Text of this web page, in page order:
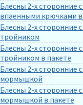
Блесны 2-х сторонние
впаенными крючками в
Блесны 2-х сторонние
тройником
Блесны 2-х сторонние
тройником в пакете
Блесны 2-х сторонние
мормышкой
Блесны 2-х сторонние
мормышкой в пакете